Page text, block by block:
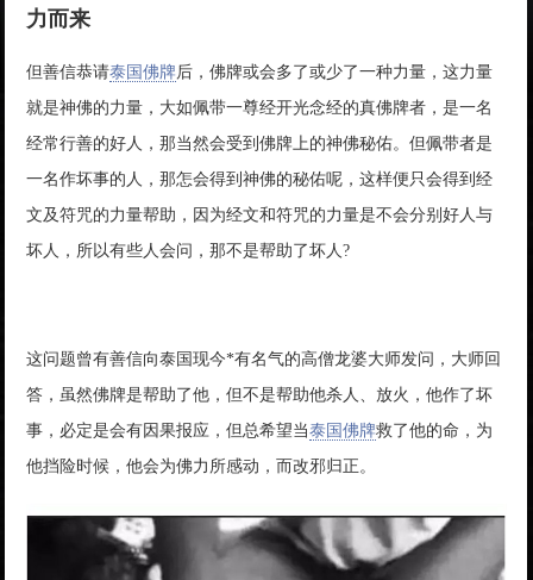
力而来
但善信恭请泰国佛牌 后，佛牌或会多了或少了一种力量，这力量
就是神佛的力量，大如佩带一尊经开光念经的真佛牌者，是一名
经常行善的好人，那当然会受到佛牌上的神佛秘佑。但佩带者是
一名作坏事的人，那怎会得到神佛的秘佑呢，这样便只会得到经
文及符咒的力量帮助，因为经文和符咒的力量是不会分别好人与
坏人，所以有些人会问，那不是帮助了坏人?
这问题曾有善信向泰国现今*有名气的高僧龙婆大师发问，大师回
答，虽然佛牌是帮助了他，但不是帮助他杀人、放火，他作了坏
事，必定是会有因果报应，但总希望当泰国佛牌救了他的命，为
他挡险时候，他会为佛力所感动，而改邪归正。